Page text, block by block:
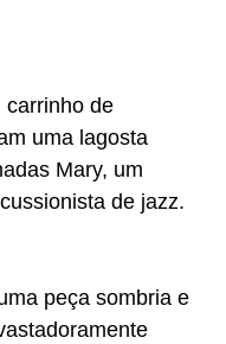
carrinho de
uma lagosta
Mary, um
de jazz.
peça sombria e